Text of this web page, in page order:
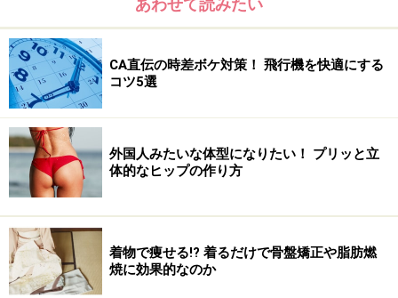
パソコン仕事や座って本を読むなど「前かがみの姿勢を
長時間続けている」と筋肉が動きませんので、血行は滞
り、筋肉内に老廃物質はどんどん溜り、次々にこりが発
生していきます。ですので、こりは「血行不良」が1番
の原因と言われているのですね。
美容の大敵！ストレートネックとは
こりによる痛みを少しでも緩和させるためには筋肉を暖
めて、カチカチになった筋肉をマッサージすることで解
消されます。ですが、一度のマッサージだけでは一旦、
痛みが緩和されても、筋肉疲労が溜まると、また痛みが
あわせて読みたい
CA直伝の時差ボケ対策！ 飛行機を快適にする
コツ5選
外国人みたいな体型になりたい！ プリッと立
体的なヒップの作り方
着物で痩せる!? 着るだけで骨盤矯正や脂肪燃
焼に効果的なのか